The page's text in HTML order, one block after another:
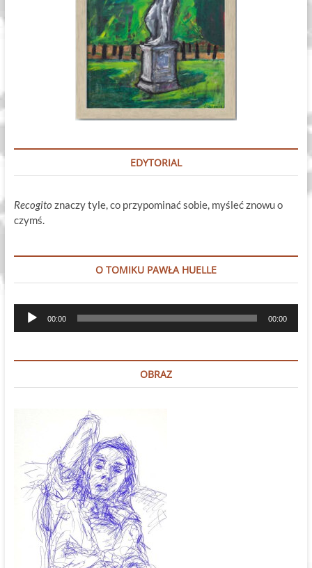
EDYTORIAL
Recogito znaczy tyle, co przypominać sobie, myśleć znowu o
czymś.
O TOMIKU PAWŁA HUELLE
Odtwarzacz
plików
00:00 00:00
OBRAZ